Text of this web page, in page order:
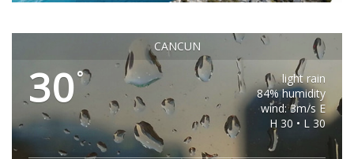
CANCUN
30°
light rain
84% humidity
wind: 3m/s E
H 30 • L 30